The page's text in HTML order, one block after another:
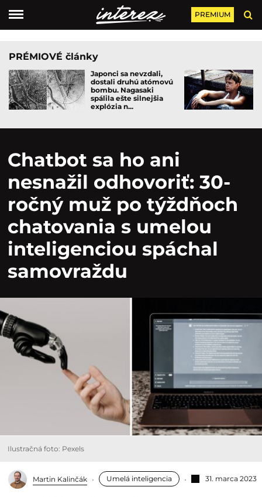
PREMIUM
PRÉMIOVÉ články
Japonci sa nevzdali,
dostali druhú atómovú
bombu. Nagasaki
spálila ešte silnejšia
explózia n...
Chatbot sa ho ani
nesnažil odhovoriť: 30-
ročný muž po týždňoch
chatovania s umelou
inteligenciou spáchal
samovraždu
Ilustračná foto: Pexels
Martin Kalinčák Umelá inteligencia 31. marca 2023